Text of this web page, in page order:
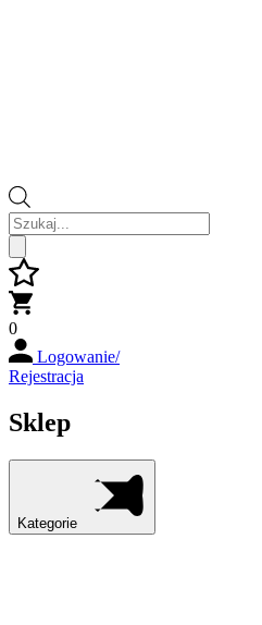
Wyszukiwarka
produktów
0
Logowanie/
Rejestracja
Sklep
Kategorie